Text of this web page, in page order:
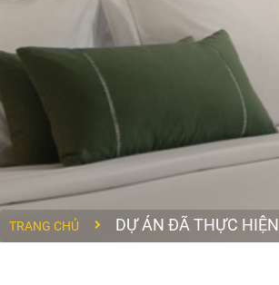
TRANG CHỦ DỰ ÁN ĐÃ THỰC HIỆN